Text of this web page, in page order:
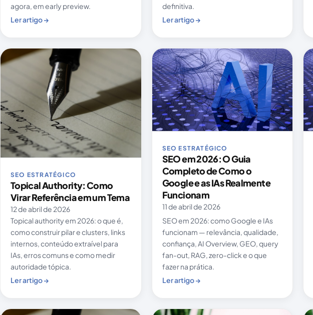
agora, em early preview.
Ler artigo →
definitiva.
Ler artigo →
SEO ESTRATÉGICO
Topical Authority: Como
Virar Referência em um Tema
12 de abril de 2026
Topical authority em 2026: o que é,
como construir pilar e clusters, links
internos, conteúdo extraível para
IAs, erros comuns e como medir
autoridade tópica.
Ler artigo →
SEO ESTRATÉGICO
SEO em 2026: O Guia
Completo de Como o
Google e as IAs Realmente
Funcionam
11 de abril de 2026
SEO em 2026: como Google e IAs
funcionam — relevância, qualidade,
confiança, AI Overview, GEO, query
fan-out, RAG, zero-click e o que
fazer na prática.
Ler artigo →